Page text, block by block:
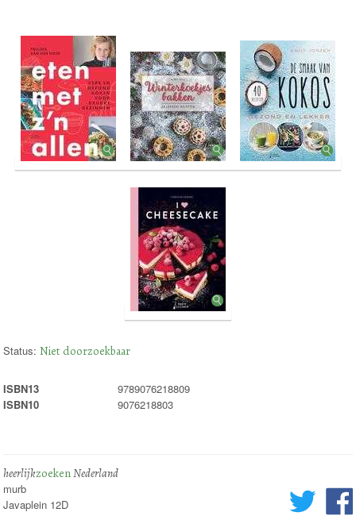
Status:Niet doorzoekbaar
ISBN13
9789076218809
ISBN10
9076218803
heerlijkzoekenNederland
murb
Javaplein 12D